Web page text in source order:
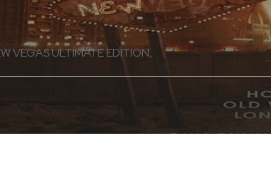
VEGAS ULTIMATE EDITION